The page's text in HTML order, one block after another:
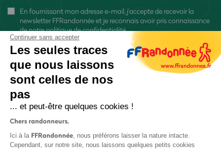
En fournissant mon adresse e-mail, j'accepte de recevoir la
newsletter FFRandonnée et je reconnais avoir pris connaissance
denotre politique de confidentialité
Continuer sans accepter
Les seules traces
que nous laissons
sont celles de nos
pas
... et peut-être quelques cookies !
Chers randonneurs,
Ici à la FFRandonnée, nous préférons laisser la nature intacte.
Cependant, sur notre site, nous laissons quelques petits cookies